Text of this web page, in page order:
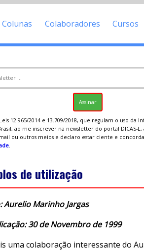
Colunas Colaboradores Cursos
12.965/2014 e 13.709/2018, que regulam o uso da
ao me inscrever na newsletter do portal DICAS-
ou outros meios e declaro estar ciente e
.
de utilização
Aurelio Marinho Jargas
30 de Novembro de 1999
uma colaboração interessante do